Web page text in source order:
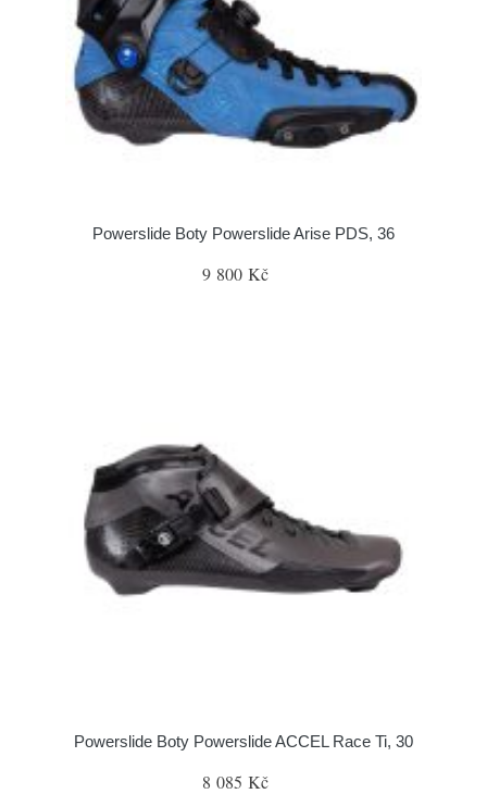
Powerslide Boty Powerslide Arise PDS, 36
9 800 Kč
Powerslide Boty Powerslide ACCEL Race Ti, 30
8 085 Kč